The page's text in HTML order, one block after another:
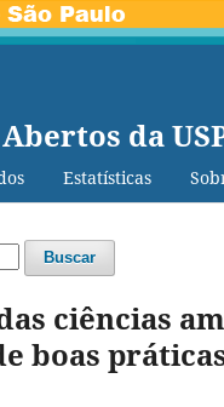
da
Estatísticas
Buscar
ciências
boas